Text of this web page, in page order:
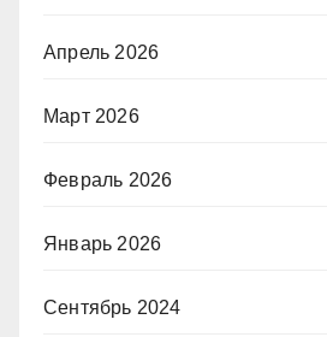
Апрель 2026
Март 2026
Февраль 2026
Январь 2026
Сентябрь 2024